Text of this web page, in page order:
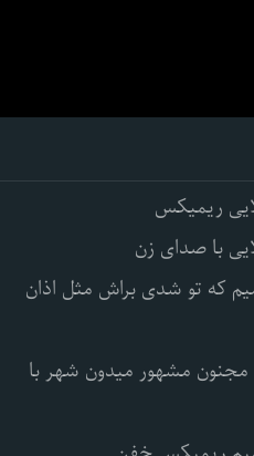
ریمیکس
با صدای زن
که تو شدی براش مثل اذان
مجنون مشهور میدون شهر با